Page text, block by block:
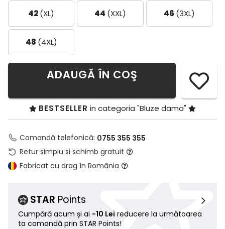
42(XL) 44 (XXL) 46 (3XL)
48 (4XL)
ADAUGĂ ÎN COŞ
BESTSELLER in categoria "Bluze dama"
Comandă telefonică: 0755 355 355
Retur simplu si schimb gratuit
Fabricat cu drag în România
STAR Points
Cumpără acum și ai -10 Lei reducere la următoarea
ta comandă prin STAR Points!